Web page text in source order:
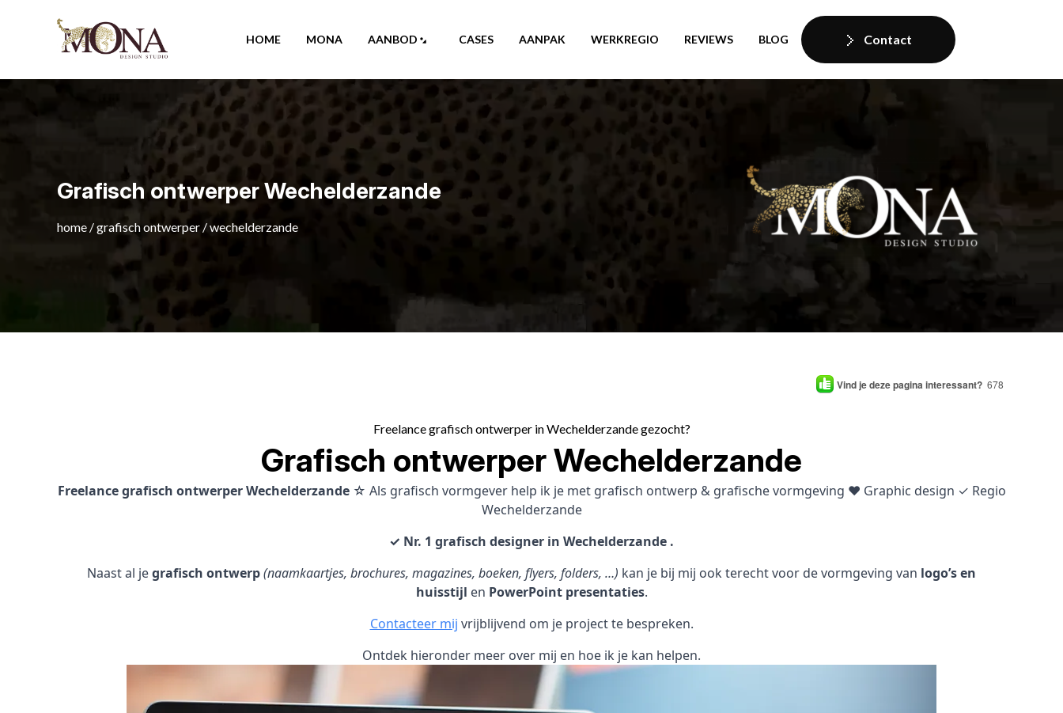
HOME MONA AANBOD CASES AANPAK WERKREGIO REVIEWS BLOG Contact
Grafisch ontwerper Wechelderzande
home /grafisch ontwerper /wechelderzande
Vind je deze pagina interessant? 678
Freelance grafisch ontwerper in Wechelderzande gezocht?
Grafisch ontwerper Wechelderzande
Freelance grafisch ontwerper Wechelderzande ☆ Als grafisch vormgever help ik je met grafisch ontwerp & grafische vormgeving ♥ Graphic design ✓ Regio
Wechelderzande
✓ Nr. 1 grafisch designer in Wechelderzande .
Naast al jegrafisch ontwerp(naamkaartjes, brochures, magazines, boeken, flyers, folders, …) kan je bij mij ook terecht voor de vormgeving van logo’s en
huisstijl en PowerPoint presentaties.
Contacteer mij vrijblijvend om je project te bespreken.
Ontdek hieronder meer over mij en hoe ik je kan helpen.